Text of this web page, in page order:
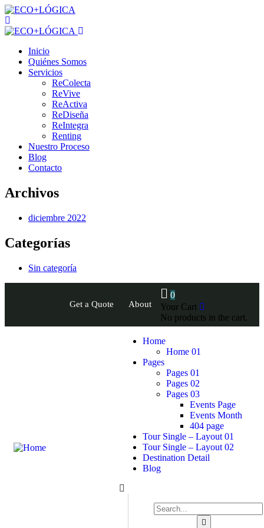
Inicio
Quiénes Somos
Servicios
ReColecta
ReVive
ReActiva
ReDiseña
ReIntegra
Renting
Nuestro Proceso
Blog
Contacto
Archivos
diciembre 2022
Categorías
Sin categoría
Get a Quote About
0
Your Cart
No products in the cart.
Home
Home 01
Pages
Pages 01
Pages 02
Pages 03
Events Page
Events Month
404 page
Tour Single – Layout 01
Tour Single – Layout 02
Destination Detail
Blog